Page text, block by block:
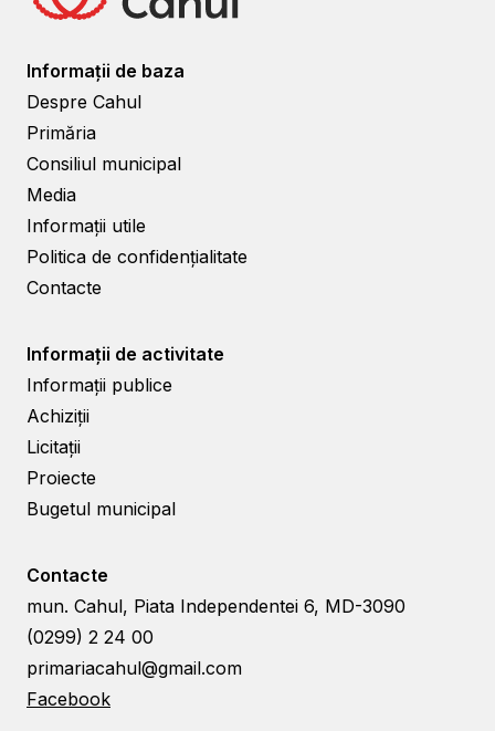
Informații de baza
Despre Cahul
Primăria
Consiliul municipal
Media
Informații utile
Politica de confidențialitate
Contacte
Informații de activitate
Informații publice
Achiziții
Licitații
Proiecte
Bugetul municipal
Contacte
mun. Cahul, Piata Independentei 6, MD-3090
(0299) 2 24 00
primariacahul@gmail.com
Facebook